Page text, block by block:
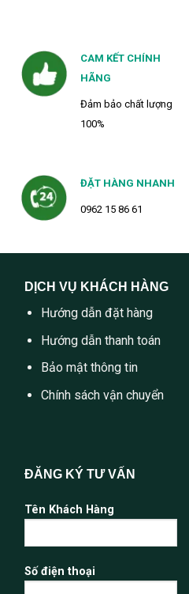
CAM KẾT CHÍNH
HÃNG
Đảm bảo chất lượng
100%
ĐẶT HÀNG NHANH
0962 15 86 61
DỊCH VỤ KHÁCH HÀNG
Hướng dẫn đặt hàng
Hướng dẫn thanh toán
Bảo mật thông tin
Chính sách vận chuyển
ĐĂNG KÝ TƯ VẤN
Tên Khách Hàng
Số điện thoại